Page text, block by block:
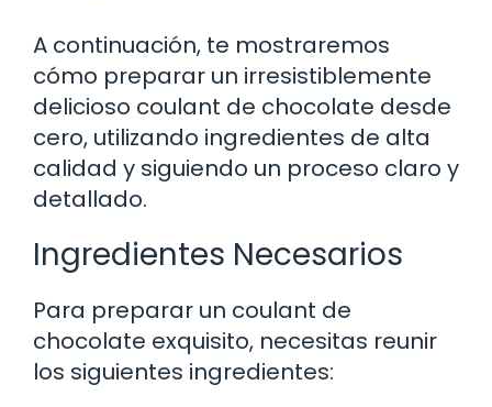
A continuación, te mostraremos
cómo preparar un irresistiblemente
delicioso coulant de chocolate desde
cero, utilizando ingredientes de alta
calidad y siguiendo un proceso claro y
detallado.
Ingredientes Necesarios
Para preparar un coulant de
chocolate exquisito, necesitas reunir
los siguientes ingredientes: